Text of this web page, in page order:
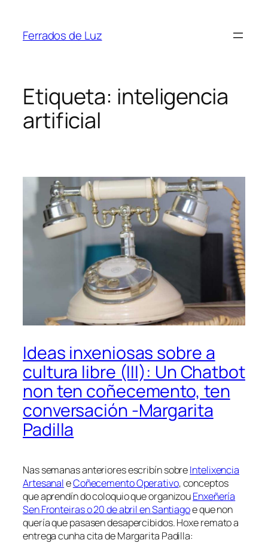
contido
Ferrados de Luz
Etiqueta: inteligencia
artificial
Ideas inxeniosas sobre a
cultura libre (III): Un Chatbot
non ten coñecemento, ten
conversación -Margarita
Padilla
Nas semanas anteriores escribín sobreIntelixencia
ArtesanaleCoñecemento Operativo, conceptos
que aprendín do coloquio que organizouEnxeñería
Sen Fronteiras o 20 de abril en Santiagoe que non
quería que pasasen desapercibidos. Hoxe remato a
entrega cunha cita de Margarita Padilla: